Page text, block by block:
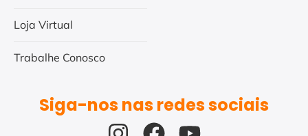
Loja Virtual
Trabalhe Conosco
Siga-nos nas redes sociais